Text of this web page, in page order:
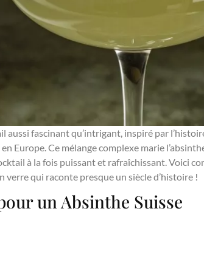
aussi fascinant qu’intrigant, inspiré par
Europe. Ce mélange complexe marie
à la fois puissant et rafraîchissant. Voici
verre qui raconte presque un siècle d’histoire !
un Absinthe Suisse